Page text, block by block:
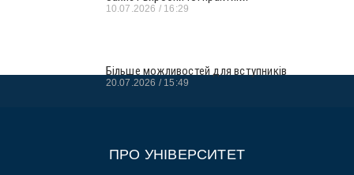
10.07.2026 16:29
Більше можливостей для вступників
20.07.2026 15:49
ПРО УНІВЕРСИТЕТ